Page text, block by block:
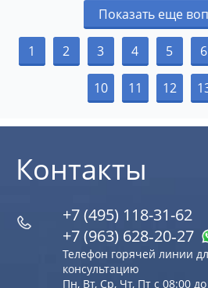
Показать еще
1 2 3 4 5 6
10 11 12
Контакты
+7 (495) 118-31-62
+7 (963) 628‑20‑27
Телефон горячей линии
консультацию
Пн, Вт, Ср, Чт, Пт с 08:00